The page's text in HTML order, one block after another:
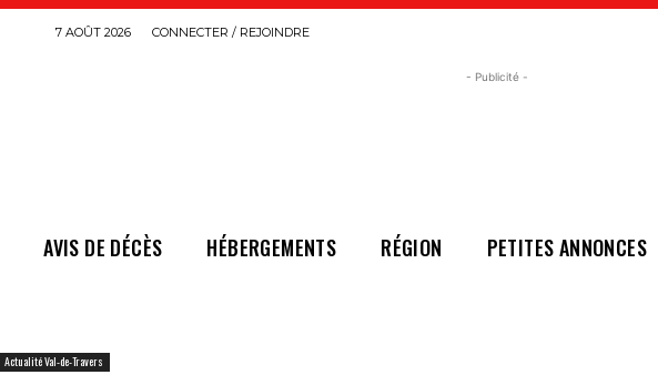
7 AOÛT 2026 CONNECTER / REJOINDRE
- Publicité -
AVIS DE DÉCÈS HÉBERGEMENTS RÉGION PETITES ANNONCES
Actualité Val-de-Travers